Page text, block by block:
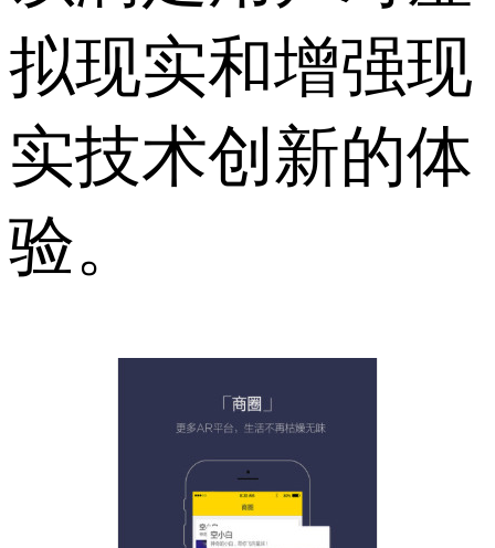
拟现实和增强现
实技术创新的体
验。